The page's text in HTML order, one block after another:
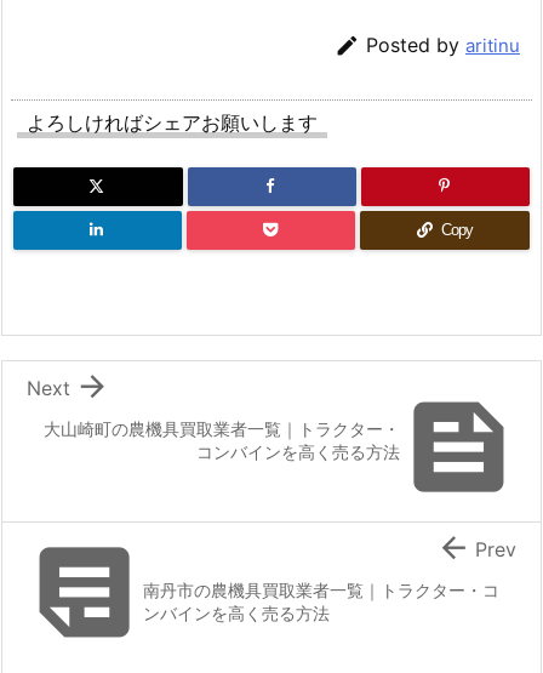
 Posted by aritinu
よろしければシェアお願いします
Copy

大山崎町の農機具買取業者一覧｜トラクター・
コンバインを高く売る方法

Next
南丹市の農機具買取業者一覧｜トラクター・コ
ンバインを高く売る方法
 Prev